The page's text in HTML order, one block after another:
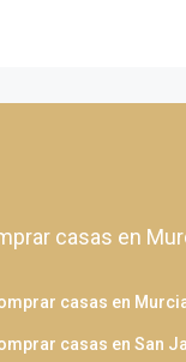
casas en
casas en
casas en San